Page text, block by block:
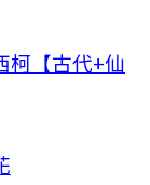
柯【古代+仙